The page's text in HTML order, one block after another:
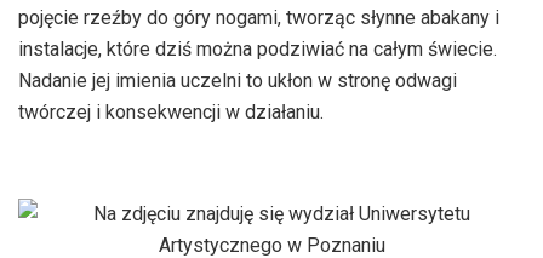
pojęcie rzeźby do góry nogami, tworząc słynne abakany i
instalacje, które dziś można podziwiać na całym świecie.
Nadanie jej imienia uczelni to ukłon w stronę odwagi
twórczej i konsekwencji w działaniu.